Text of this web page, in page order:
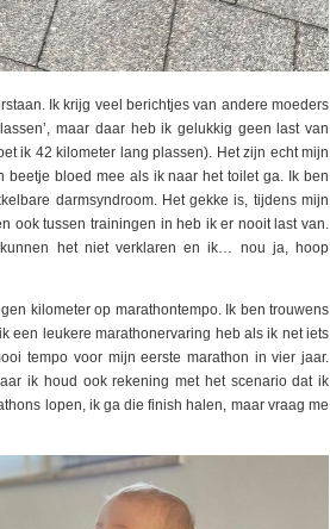
Ik krijg veel berichtjes van andere moeders
maar daar heb ik gelukkig geen last van
ik 42 kilometer lang plassen). Het zijn echt mijn
bloed mee als ik naar het toilet ga. Ik ben
darmsyndroom. Het gekke is, tijdens mijn
ook tussen trainingen in heb ik er nooit last van.
het niet verklaren en ik… nou ja, hoop
kilometer op marathontempo. Ik ben trouwens
een leukere marathonervaring heb als ik net iets
tempo voor mijn eerste marathon in vier jaar.
ik houd ook rekening met het scenario dat ik
lopen, ik ga die finish halen, maar vraag me